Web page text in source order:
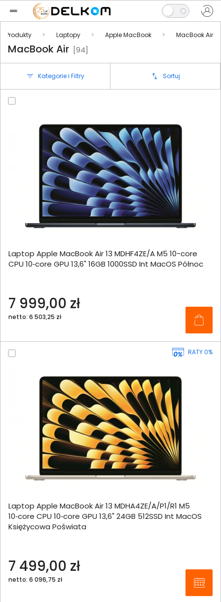
Produkty Laptopy Apple MacBook MacBook Air
MacBook Air [94]
Kategorie i Filtry Sortuj
Laptop Apple MacBook Air 13 MDHF4ZE/A M5 10-core
CPU 10‑core GPU 13,6" 16GB 1000SSD Int MacOS Północ
7 999,00 zł
netto: 6 503,25 zł
RATY 0%
Laptop Apple MacBook Air 13 MDHA4ZE/A/P1/R1 M5
10‑core CPU 10‑core GPU 13,6" 24GB 512SSD Int MacOS
Księżycowa Poświata
7 499,00 zł
netto: 6 096,75 zł